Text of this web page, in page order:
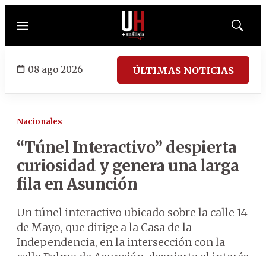
Menú
Mostrar
08 ago 2026 ÚLTIMAS NOTICIAS
Nacionales
“Túnel Interactivo” despierta
curiosidad y genera una larga
fila en Asunción
Un túnel interactivo ubicado sobre la calle 14
de Mayo, que dirige a la Casa de la
Independencia, en la intersección con la